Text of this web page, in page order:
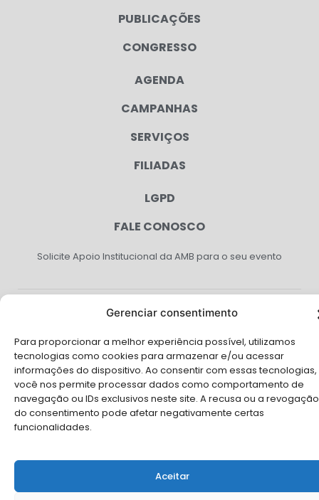
Gerenciar consentimento
Para proporcionar a melhor experiência possível, utilizamos
tecnologias como cookies para armazenar e/ou acessar
informações do dispositivo. Ao consentir com essas tecnologias,
você nos permite processar dados como comportamento de
navegação ou IDs exclusivos neste site. A recusa ou a revogação
do consentimento pode afetar negativamente certas
funcionalidades.
Aceitar
PUBLICAÇÕES
CONGRESSO
AGENDA
CAMPANHAS
SERVIÇOS
FILIADAS
LGPD
FALE CONOSCO
Solicite Apoio Institucional da AMB para o seu evento
© Copyright AMB 2026. Todos os direitos reservados.